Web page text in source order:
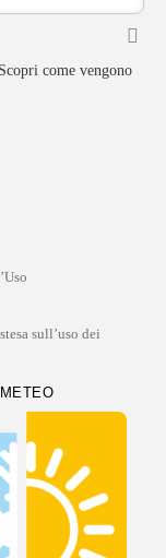
Scopri come vengono
sull’uso dei